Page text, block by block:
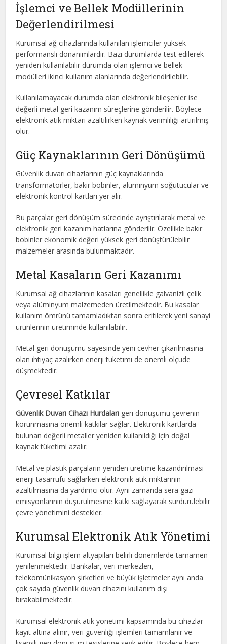
İşlemci ve Bellek Modüllerinin
Değerlendirilmesi
Kurumsal ağ cihazlarında kullanılan işlemciler yüksek
performanslı donanımlardır. Bazı durumlarda test edilerek
yeniden kullanılabilir durumda olan işlemci ve bellek
modülleri ikinci kullanım alanlarında değerlendirilebilir.
Kullanılamayacak durumda olan elektronik bileşenler ise
değerli metal geri kazanım süreçlerine gönderilir. Böylece
elektronik atık miktarı azaltılırken kaynak verimliliği artırılmış
olur.
Güç Kaynaklarının Geri Dönüşümü
Güvenlik duvarı cihazlarının güç kaynaklarında
transformatörler, bakır bobinler, alüminyum soğutucular ve
elektronik kontrol kartları yer alır.
Bu parçalar geri dönüşüm sürecinde ayrıştırılarak metal ve
elektronik geri kazanım hatlarına gönderilir. Özellikle bakır
bobinler ekonomik değeri yüksek geri dönüştürülebilir
malzemeler arasında bulunmaktadır.
Metal Kasaların Geri Kazanımı
Kurumsal ağ cihazlarının kasaları genellikle galvanizli çelik
veya alüminyum malzemeden üretilmektedir. Bu kasalar
kullanım ömrünü tamamladıktan sonra eritilerek yeni sanayi
ürünlerinin üretiminde kullanılabilir.
Metal geri dönüşümü sayesinde yeni cevher çıkarılmasına
olan ihtiyaç azalırken enerji tüketimi de önemli ölçüde
düşmektedir.
Çevresel Katkılar
Güvenlik Duvarı Cihazı Hurdaları geri dönüşümü çevrenin
korunmasına önemli katkılar sağlar. Elektronik kartlarda
bulunan değerli metaller yeniden kullanıldığı için doğal
kaynak tüketimi azalır.
Metal ve plastik parçaların yeniden üretime kazandırılması
enerji tasarrufu sağlarken elektronik atık miktarının
azaltılmasına da yardımcı olur. Aynı zamanda sera gazı
emisyonlarının düşürülmesine katkı sağlayarak sürdürülebilir
çevre yönetimini destekler.
Kurumsal Elektronik Atık Yönetimi
Kurumsal bilgi işlem altyapıları belirli dönemlerde tamamen
yenilenmektedir. Bankalar, veri merkezleri,
telekomünikasyon şirketleri ve büyük işletmeler aynı anda
çok sayıda güvenlik duvarı cihazını kullanım dışı
bırakabilmektedir.
Kurumsal elektronik atık yönetimi kapsamında bu cihazlar
kayıt altına alınır, veri güvenliği işlemleri tamamlanır ve